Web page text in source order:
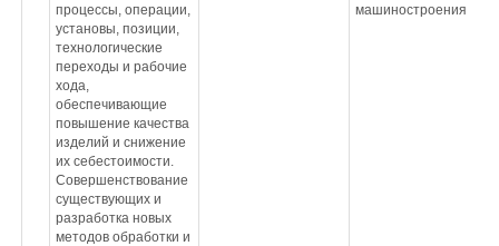
процессы, операции,
установы, позиции,
технологические
переходы и рабочие
хода,
обеспечивающие
повышение качества
изделий и снижение
их себестоимости.
Совершенствование
существующих и
разработка новых
методов обработки и
машиностроения